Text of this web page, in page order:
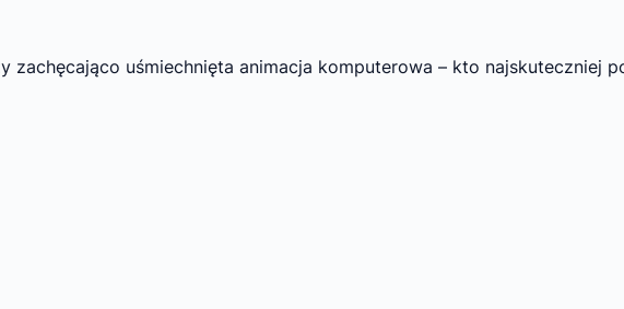
zachęcająco uśmiechnięta animacja komputerowa – kto najskuteczniej